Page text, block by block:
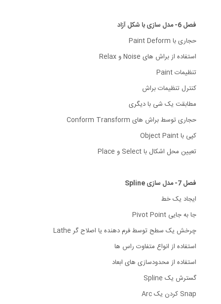
فصل 6- مدل سازی با شکل آزاد
حجاری با Paint Deform
استفاده از براش های Noise و Relax
تنظیمات Paint
کنترل تنظیمات براش
مطابقت یک شی با دیگری
حجاری توسط براش های Conform Transform
کپی با Object Paint
تعیین محل اشکال با Select و Place
فصل 7- مدل سازی Spline
ایجاد یک خط
جا به جایی Pivot Point
چرخش یک سطح توسط فرم دهنده یا اصلاح گر Lathe
استفاده از انواع متفاوت راس ها
استفاده از محدودسازی های ابعاد
گسترش یک Spline
Snap کردن یک Arc